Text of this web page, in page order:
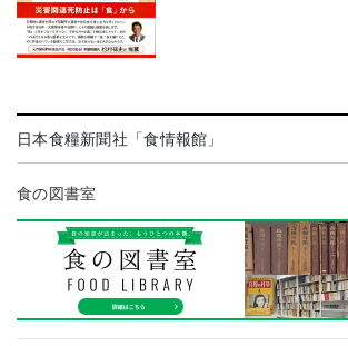
日本食糧新聞社「食情報館」
食の図書室